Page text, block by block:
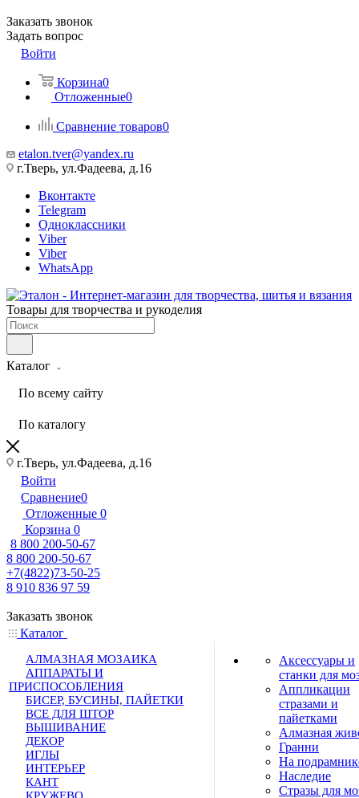
Заказать звонок
Задать вопрос
Войти
Корзина0
Отложенные0
Сравнение товаров0
etalon.tver@yandex.ru
г.Тверь, ул.Фадеева, д.16
Вконтакте
Telegram
Одноклассники
Viber
Viber
WhatsApp
Товары для творчества и рукоделия
Каталог
По всему сайту
По каталогу
г.Тверь, ул.Фадеева, д.16
Войти
Сравнение0
Отложенные 0
Корзина 0
8 800 200-50-67
8 800 200-50-67
+7(4822)73-50-25
8 910 836 97 59
Заказать звонок
Каталог
АЛМАЗНАЯ МОЗАИКА
АППАРАТЫ И
ПРИСПОСОБЛЕНИЯ
БИСЕР, БУСИНЫ, ПАЙЕТКИ
ВСЕ ДЛЯ ШТОР
ВЫШИВАНИЕ
ДЕКОР
ИГЛЫ
ИНТЕРЬЕР
КАНТ
Аксессуары и
станки для
Аппликации
стразами и
пайетками
Алмазная
Гранни
На
Наследие
Стразы для